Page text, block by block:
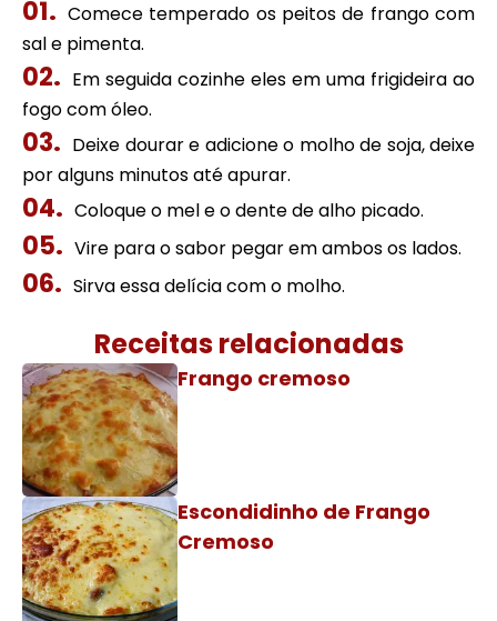
Comece temperado os peitos de frango com
sal e pimenta.
Em seguida cozinhe eles em uma frigideira ao
fogo com óleo.
Deixe dourar e adicione o molho de soja, deixe
por alguns minutos até apurar.
Coloque o mel e o dente de alho picado.
Vire para o sabor pegar em ambos os lados.
Sirva essa delícia com o molho.
Receitas relacionadas
Frango cremoso
Escondidinho de Frango
Cremoso